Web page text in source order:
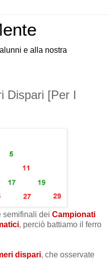
e alla nostra
Dispari [Per I
semifinali dei Campionati
, perciò battiamo il ferro
dispari, che osservate